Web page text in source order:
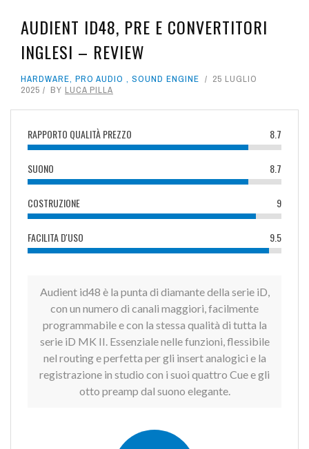
AUDIENT ID48, PRE E CONVERTITORI
INGLESI – REVIEW
HARDWARE, PRO AUDIO , SOUND ENGINE
25 LUGLIO
2025
BY LUCA PILLA
RAPPORTO QUALITÀ PREZZO 8.7
SUONO 8.7
COSTRUZIONE 9
FACILITA D'USO 9.5
Audient id48 è la punta di diamante della serie iD,
con un numero di canali maggiori, facilmente
programmabile e con la stessa qualità di tutta la
serie iD MK II. Essenziale nelle funzioni, flessibile
nel routing e perfetta per gli insert analogici e la
registrazione in studio con i suoi quattro Cue e gli
otto preamp dal suono elegante.